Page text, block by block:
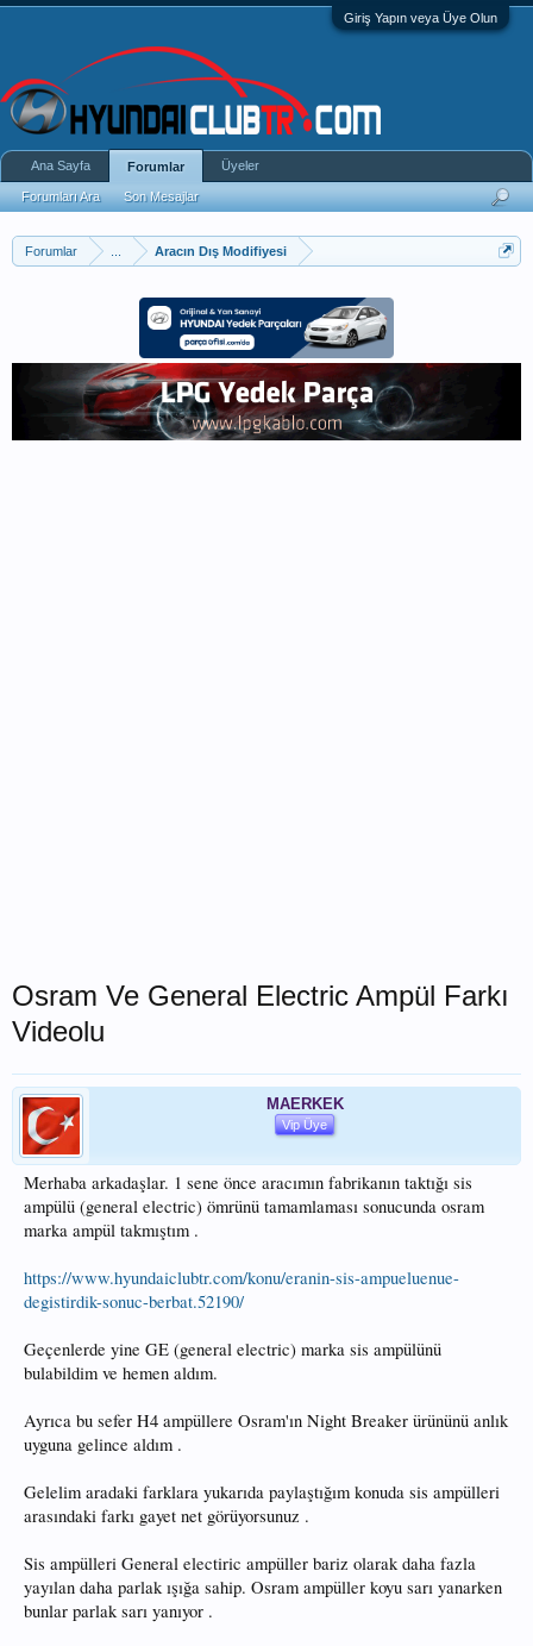
Giriş Yapın veya Üye Olun
Forumlar Aracın Dış Modifiyesi
Osram Ve General Electric Ampül Farkı
Videolu
MAERKEK
Vip Üye
Merhaba arkadaşlar. 1 sene önce aracımın fabrikanın taktığı sis
ampülü (general electric) ömrünü tamamlaması sonucunda osram
marka ampül takmıştım .
https://www.hyundaiclubtr.com/konu/eranin-sis-ampueluenue-
degistirdik-sonuc-berbat.52190/
Geçenlerde yine GE (general electric) marka sis ampülünü
bulabildim ve hemen aldım.
Ayrıca bu sefer H4 ampüllere Osram'ın Night Breaker ürününü anlık
uyguna gelince aldım .
Gelelim aradaki farklara yukarıda paylaştığım konuda sis ampülleri
arasındaki farkı gayet net görüyorsunuz .
Sis ampülleri General electiric ampüller bariz olarak daha fazla
yayılan daha parlak ışığa sahip. Osram ampüller koyu sarı yanarken
bunlar parlak sarı yanıyor .
Ana Sayfa Forumlar
Forumları Ara Son Mesajlar
Üyeler